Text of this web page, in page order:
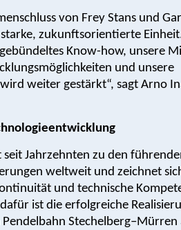
von Frey Stans und
zukunftsorientierte
Know-how, unsere
und unsere
weiter gestärkt“, sagt Arno
seit Jahrzehnten zu den
weltweit und zeichnet
und technische
ist die erfolgreiche